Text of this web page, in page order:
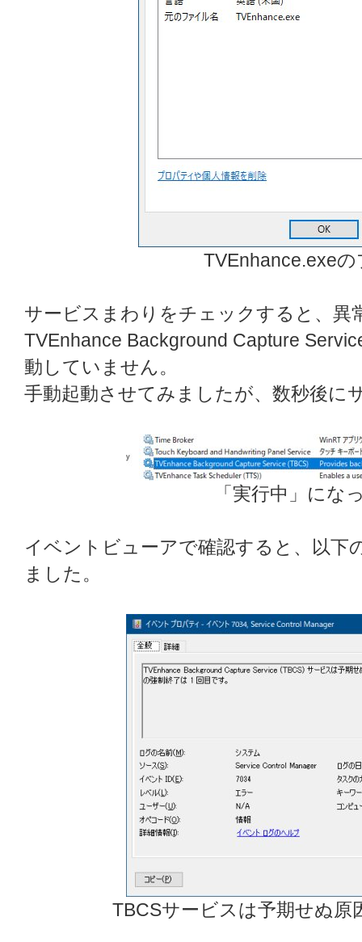
TVEnhance.exe
サービスまわりをチェックすると、異
TVEnhance Background Capture
動していません。
手動起動させてみましたが、数秒後に
「実行中」にな
イベントビューアで確認すると、以下
ました。
TBCSサービスは予期せぬ原